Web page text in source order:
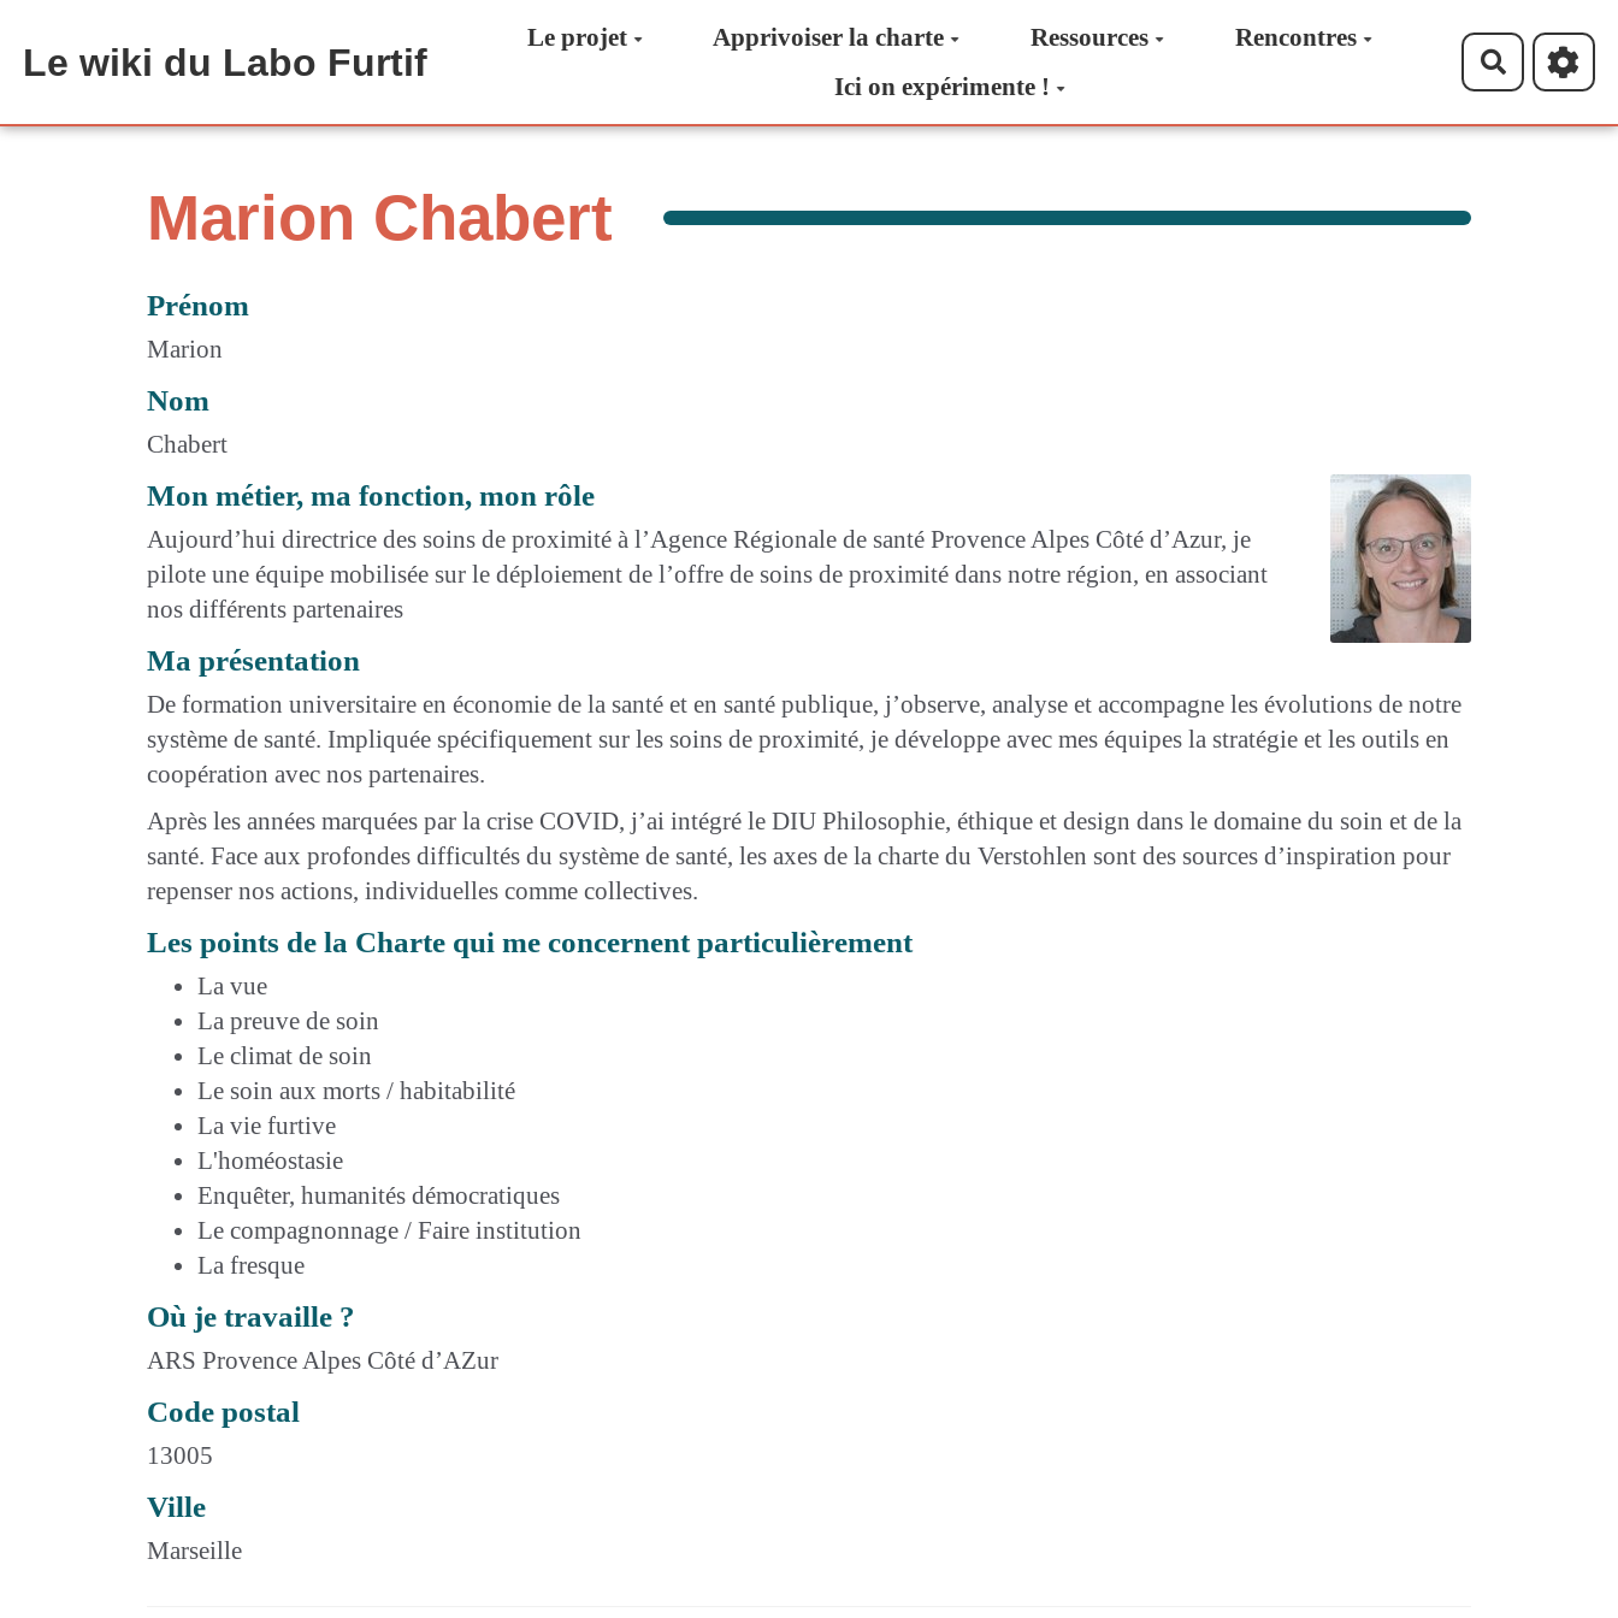
Le wiki du Labo Furtif
Le projet Apprivoiser la charte Ressources
Rencontres
Ici on expérimente !
Marion Chabert
Prénom
Marion
Nom
Chabert
Mon métier, ma fonction, mon rôle
Aujourd’hui directrice des soins de proximité à l’Agence Régionale de santé Provence Alpes Côté d’Azur, je
pilote une équipe mobilisée sur le déploiement de l’offre de soins de proximité dans notre région, en associant
nos différents partenaires
Ma présentation
De formation universitaire en économie de la santé et en santé publique, j’observe, analyse et accompagne les évolutions de notre
système de santé. Impliquée spécifiquement sur les soins de proximité, je développe avec mes équipes la stratégie et les outils en
coopération avec nos partenaires.
Après les années marquées par la crise COVID, j’ai intégré le DIU Philosophie, éthique et design dans le domaine du soin et de la
santé. Face aux profondes difficultés du système de santé, les axes de la charte du Verstohlen sont des sources d’inspiration pour
repenser nos actions, individuelles comme collectives.
Les points de la Charte qui me concernent particulièrement
La vue
La preuve de soin
Le climat de soin
Le soin aux morts / habitabilité
La vie furtive
L'homéostasie
Enquêter, humanités démocratiques
Le compagnonnage / Faire institution
La fresque
Où je travaille ?
ARS Provence Alpes Côté d’AZur
Code postal
13005
Ville
Marseille